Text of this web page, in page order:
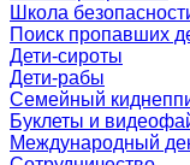
Школа
Поиск пропавших
Дети-сироты
Дети-рабы
Семейный
Буклеты и
Международный